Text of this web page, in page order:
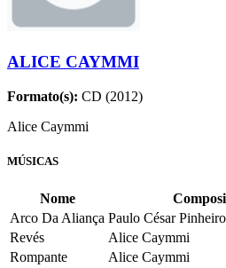
ALICE CAYMMI
Formato(s): CD (2012)
Alice Caymmi
MÚSICAS
Nome
Arco Da Aliança Paulo César
Revés
Alice Caymmi
Rompante
Alice Caymmi